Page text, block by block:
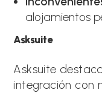
alojamientos
Asksuite
Asksuite
integración con